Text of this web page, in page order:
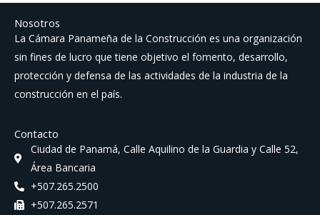
Nosotros
La Cámara Panameña de la Construcción es una organización
sin fines de lucro que tiene objetivo el fomento, desarrollo,
protección y defensa de las actividades de la industria de la
construcción en el país.
Contacto
Ciudad de Panamá, Calle Aquilino de la Guardia y Calle 52,
Área Bancaria
+507.265.2500
+507.265.2571